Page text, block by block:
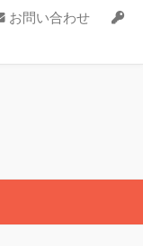
お問い合わせ